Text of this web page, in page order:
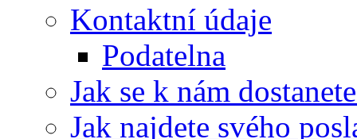
Kontaktní údaje
Podatelna
Jak se k nám
Jak najdete svého